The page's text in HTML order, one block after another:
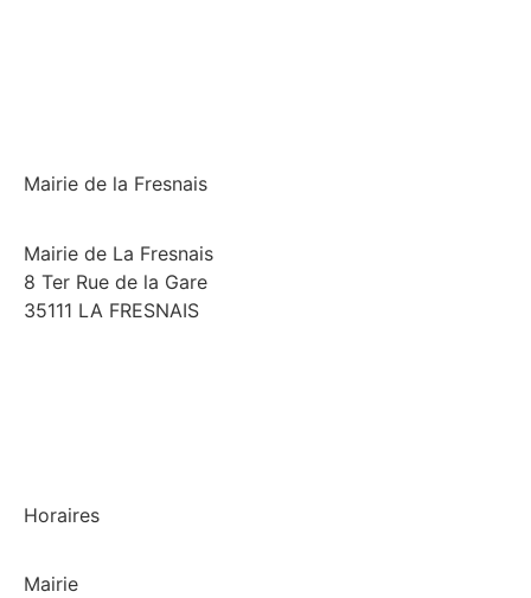
Mairie de la Fresnais
Mairie de La Fresnais
8 Ter Rue de la Gare
35111 LA FRESNAIS
Horaires
Mairie